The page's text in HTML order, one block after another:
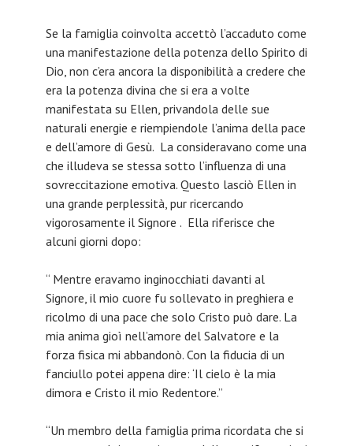
Se la famiglia coinvolta accettò l’accaduto come
una manifestazione della potenza dello Spirito di
Dio, non c’era ancora la disponibilità a credere che
era la potenza divina che si era a volte
manifestata su Ellen, privandola delle sue
naturali energie e riempiendole l’anima della pace
e dell’amore di Gesù. La consideravano come una
che illudeva se stessa sotto l’influenza di una
sovreccitazione emotiva. Questo lasciò Ellen in
una grande perplessità, pur ricercando
vigorosamente il Signore . Ella riferisce che
alcuni giorni dopo:
“ Mentre eravamo inginocchiati davanti al
Signore, il mio cuore fu sollevato in preghiera e
ricolmo di una pace che solo Cristo può dare. La
mia anima gioì nell’amore del Salvatore e la
forza fisica mi abbandonò. Con la fiducia di un
fanciullo potei appena dire: ‘Il cielo è la mia
dimora e Cristo il mio Redentore.”
“Un membro della famiglia prima ricordata che si